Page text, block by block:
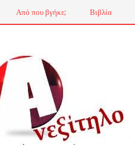
Από που βγήκε; Βιβλία